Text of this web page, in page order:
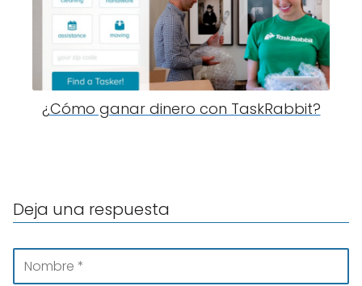
¿Cómo ganar dinero con TaskRabbit?
Deja una respuesta